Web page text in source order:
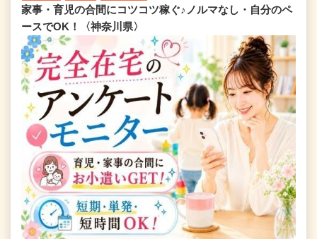
家事・育児の合間にコツコツ稼ぐ♪ノルマなし・自分のペ
ースでOK！〈神奈川県〉